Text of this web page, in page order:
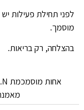
לפני תחילת פעילות
מוסמך.
בהצלחה, רק בריאות.
אחות מוסמכמת B.S.N בסיעוד, יועצת לפעילות גופנית.